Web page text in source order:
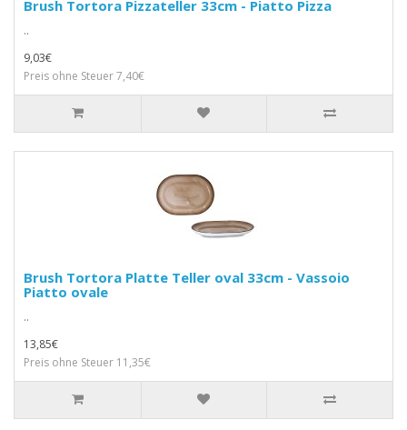
Brush Tortora Pizzateller 33cm - Piatto Pizza
..
9,03€
Preis ohne Steuer 7,40€
Brush Tortora Platte Teller oval 33cm - Vassoio
Piatto ovale
..
13,85€
Preis ohne Steuer 11,35€